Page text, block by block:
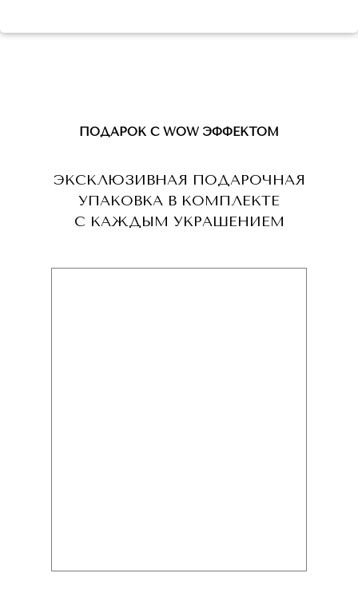
ЭКСКЛЮЗИВНАЯ ПОДАРОЧНАЯ
УПАКОВКА В КОМПЛЕКТЕ
С КАЖДЫМ УКРАШЕНИЕМ
ПОДАРОК С WOW ЭФФЕКТОМ